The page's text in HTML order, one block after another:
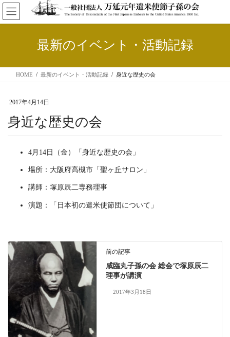
コ
ン
ス
ナ
ビ
ン
最新のイベント・活動記録
HOME 最新のイベント・活動記録 身近な歴史の会
2017年4月14日
身近な歴史の会
4月14日（金）「身近な歴史の会」
場所：大阪府高槻市「聖ヶ丘サロン」
講師：塚原辰二専務理事
演題：「日本初の遣米使節団について」
前の記事
咸臨丸子孫の会 総会で塚原辰二
理事が講演
2017年3月18日